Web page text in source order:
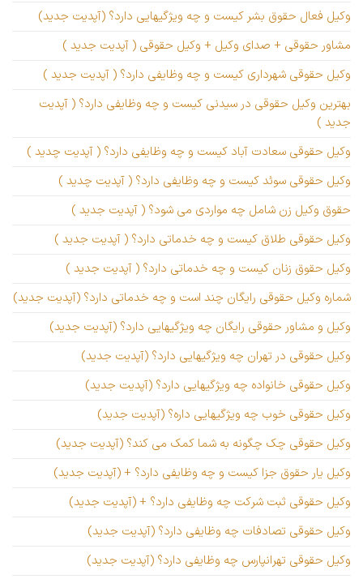
وکیل فعال حقوق بشر کیست و چه ویژگیهایی دارد؟ (آپدیت جدید)
مشاور حقوقی + صدای وکیل + وکیل حقوقی ( آپدیت جدید )
وکیل حقوقی شهرداری کیست و چه وظایفی دارد؟ ( آپدیت جدید )
بهترین وکیل حقوقی در سیدنی کیست و چه وظایفی دارد؟ ( آپدیت
جدید )
وکیل حقوقی سعادت آباد کیست و چه وظایفی دارد؟ ( آپدیت چدید )
وکیل حقوقی سوئد کیست و چه وظایفی دارد؟ ( آپدیت چدید )
حقوق وکیل زن شامل چه مواردی می شود؟ ( آپدیت جدید )
وکیل حقوقی طلاق کیست و چه خدماتی دارد؟ ( آپدیت جدید )
وکیل حقوق زنان کیست و چه خدماتی دارد؟ ( آپدیت جدید )
شماره وکیل حقوقی رایگان چند است و چه خدماتی دارد؟ (آپدیت جدید)
وکیل و مشاور حقوقی رایگان چه ویژگیهایی دارد؟ (آپدیت جدید)
وکیل حقوقی در تهران چه ویژگیهایی دارد؟ (آپدیت جدید)
وکیل حقوقی خانواده چه ویژگیهایی دارد؟ (آپدیت جدید)
وکیل حقوقی خوب چه ویژگیهایی داره؟ (آپدیت جدید)
وکیل حقوقی چک چگونه به شما کمک می کند؟ (آپدیت جدید)
وکیل یار حقوق جزا کیست و چه وظایفی دارد؟ + (آپدیت جدید)
وکیل حقوقی ثبت شرکت چه وظایفی دارد؟ + (آپدیت جدید)
وکیل حقوقی تصادفات چه وظایفی دارد؟ (آپدیت جدید)
وکیل حقوقی تهرانپارس چه وظایفی دارد؟ (آپدیت جدید)